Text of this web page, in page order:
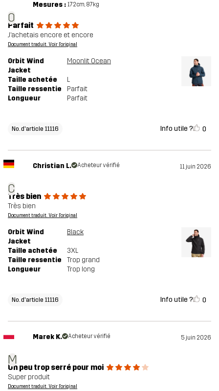
O
Mesures : 172cm, 87kg
Parfait
J’achetais encore et encore
Document traduit. Voir l'original
Orbit Wind
Jacket
Moonlit Ocean
Taille achetée
L
Taille ressentie
Parfait
Longueur
Parfait
No. d'article 11116 Info utile ? 0
C
Christian L. Acheteur vérifié 11 juin 2026
Très bien
Très bien
Document traduit. Voir l'original
Orbit Wind
Jacket
Black
Taille achetée
3XL
Taille ressentie
Trop grand
Longueur
Trop long
No. d'article 11116 Info utile ? 0
M
Marek K. Acheteur vérifié 5 juin 2026
Un peu trop serré pour moi
Super produit
Document traduit. Voir l'original